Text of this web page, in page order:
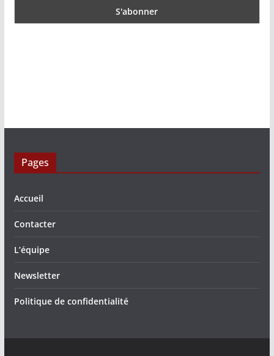
Pages
Accueil
Contacter
L’équipe
Newsletter
Politique de confidentialité